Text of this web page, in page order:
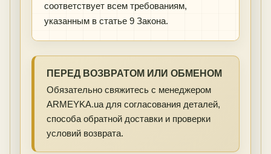
соответствует всем требованиям,
указанным в статье 9 Закона.
ПЕРЕД ВОЗВРАТОМ ИЛИ ОБМЕНОМ
Обязательно свяжитесь с менеджером
ARMEYKA.ua для согласования деталей,
способа обратной доставки и проверки
условий возврата.